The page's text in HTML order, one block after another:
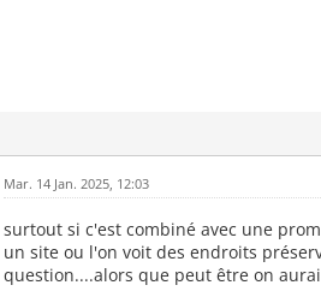
Mar. 14 Jan. 2025, 12:03
surtout si c'est combiné avec une
un site ou l'on voit des endroits
question....alors que peut être on